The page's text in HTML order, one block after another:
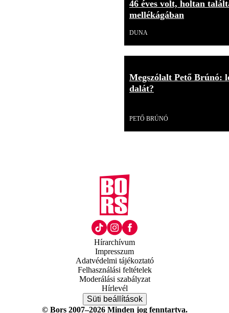
46 éves volt, holtan
mellékágában
DUNA
Megszólalt Pető Brúnó:
dalát?
PETŐ BRÚNÓ
Hírarchívum
Impresszum
Adatvédelmi tájékoztató
Felhasználási feltételek
Moderálási szabályzat
Hírlevél
Süti beállítások
© Bors 2007–2026 Minden jog fenntartva.